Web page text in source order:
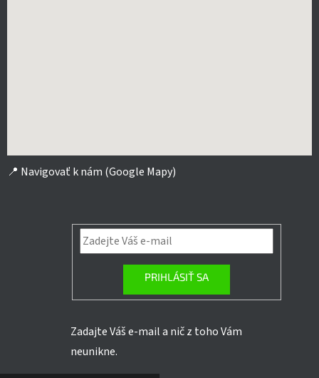
📍 Navigovať k nám (Google Mapy)
PRIHLÁSIŤ SA
Zadajte Váš e-mail a nič z toho Vám
neunikne.